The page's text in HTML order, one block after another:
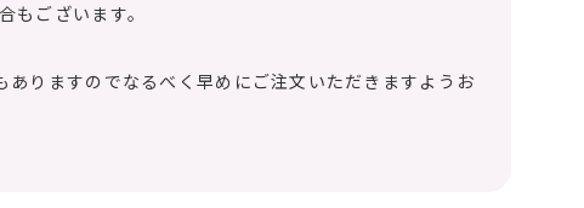
もございます。
りますのでなるべく早めにご注文いただきますようお